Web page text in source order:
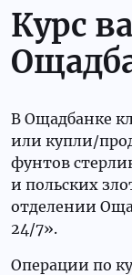
Курс
В Ощадбанке
или купли/
фунтов
и польских
отделении
24/7».
Операции по